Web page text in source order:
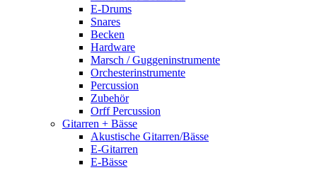
E-Drums
Snares
Becken
Hardware
Marsch / Guggeninstrumente
Orchesterinstrumente
Percussion
Zubehör
Orff Percussion
Gitarren + Bässe
Akustische Gitarren/Bässe
E-Gitarren
E-Bässe